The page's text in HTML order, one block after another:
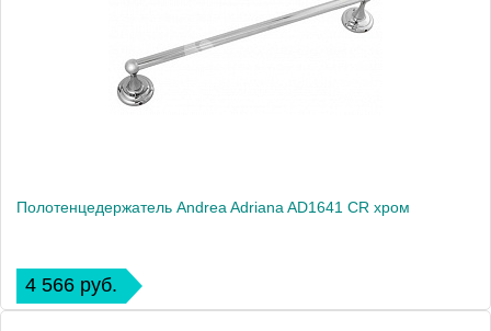
Полотенцедержатель Andrea Adriana AD1641 CR хром
4 566 руб.